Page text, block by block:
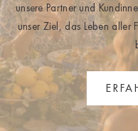
unsere Partner und
unser Ziel, das Leben